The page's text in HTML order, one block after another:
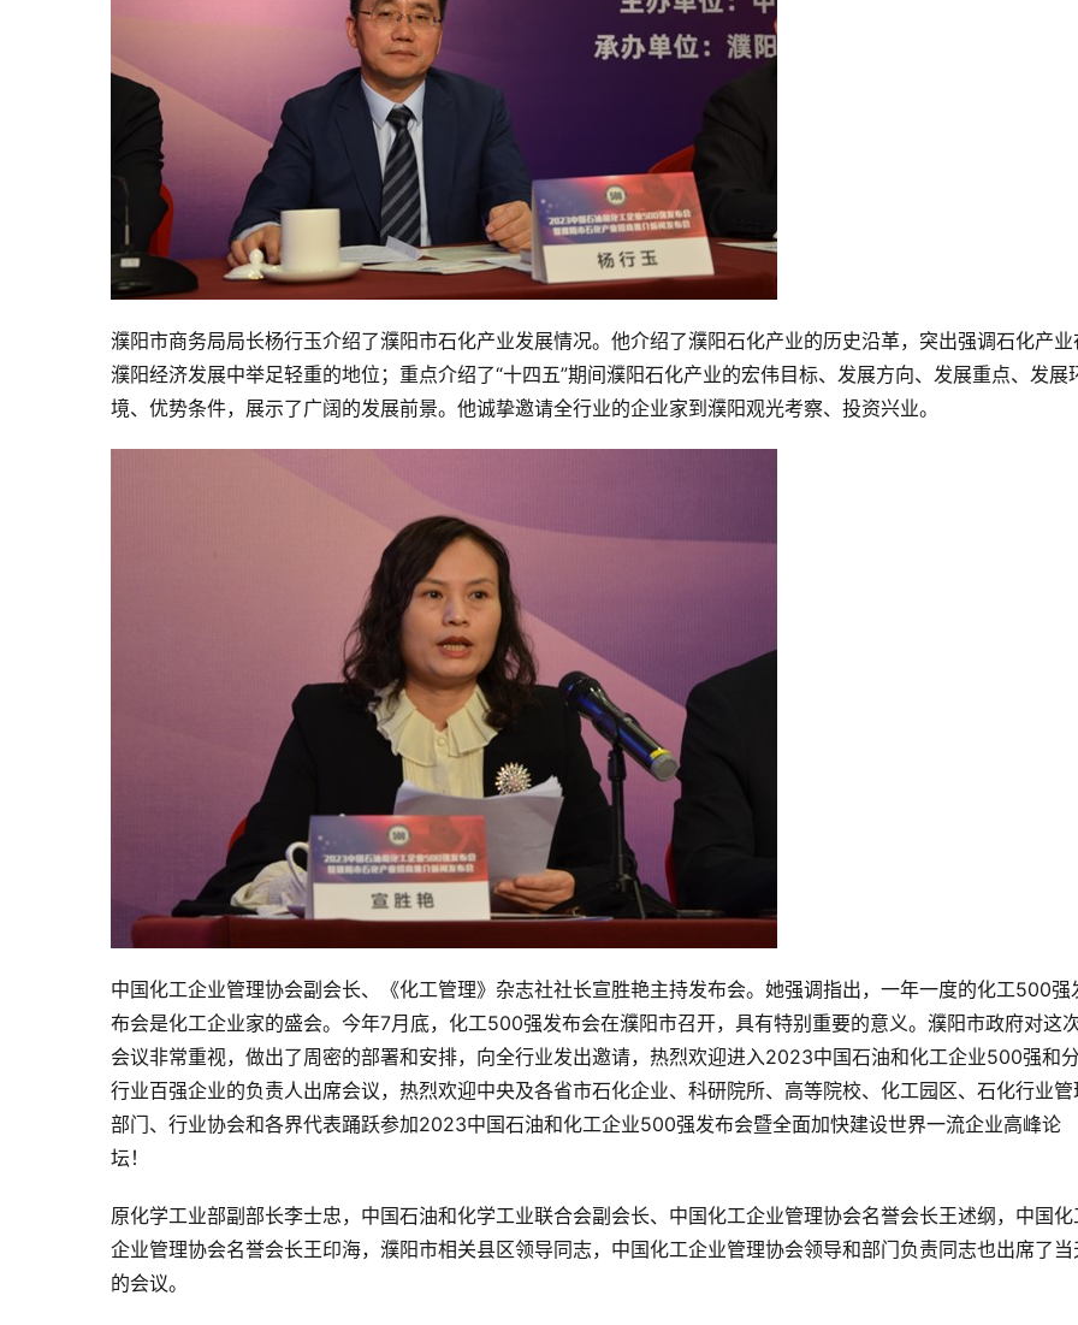
濮阳市商务局局长杨行玉介绍了濮阳市石化产业发展情况。他介绍了濮阳石化产业的历史沿革，突出强调石化产业
濮阳经济发展中举足轻重的地位；重点介绍了“十四五”期间濮阳石化产业的宏伟目标、发展方向、发展重点、发展
境、优势条件，展示了广阔的发展前景。他诚挚邀请全行业的企业家到濮阳观光考察、投资兴业。
中国化工企业管理协会副会长、《化工管理》杂志社社长宣胜艳主持发布会。她强调指出，一年一度的化工500强
布会是化工企业家的盛会。今年7月底，化工500强发布会在濮阳市召开，具有特别重要的意义。濮阳市政府对这
会议非常重视，做出了周密的部署和安排，向全行业发出邀请，热烈欢迎进入2023中国石油和化工企业500强和
行业百强企业的负责人出席会议，热烈欢迎中央及各省市石化企业、科研院所、高等院校、化工园区、石化行业管
部门、行业协会和各界代表踊跃参加2023中国石油和化工企业500强发布会暨全面加快建设世界一流企业高峰论
坛！
原化学工业部副部长李士忠，中国石油和化学工业联合会副会长、中国化工企业管理协会名誉会长王述纲，中国化
企业管理协会名誉会长王印海，濮阳市相关县区领导同志，中国化工企业管理协会领导和部门负责同志也出席了当
的会议。